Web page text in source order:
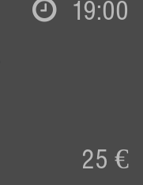
19:00
25 €